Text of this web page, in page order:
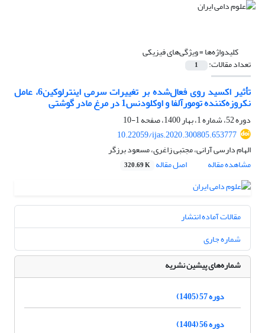
کلیدواژه‌ها =ویژگی‌های فیزیکی‏
تعداد مقالات: 1
تأثیر اکسید روی فعال‌شده بر تغییرات سرمی اینترلوکین‌6، عامل
نکروزه‌کننده تومورآلفا و اوکلودنس‌1 ‏در مرغ مادر گوشتی
دوره 52، شماره 1، بهار 1400، صفحه
1-10
10.22059/ijas.2020.300805.653777
الهام دارسی آرانی، مجتبی زاغری، مسعود برزگر
مشاهده مقاله
اصل مقاله 320.69 K
مقالات آماده انتشار
شماره جاری
شماره‌های پیشین نشریه
دوره 57 (1405)
دوره 56 (1404)